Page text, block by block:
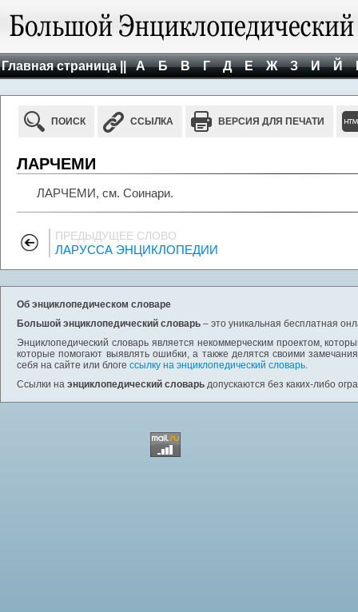
Главная страница || А Б В Г Д Е Ж З И Й
ПОИСК ССЫЛКА ВЕРСИЯ ДЛЯ ПЕЧАТИ
ЛАРЧЕМИ
ЛАРЧЕМИ, см. Соинари.
ПРЕДЫДУЩЕЕ СЛОВО
ЛАРУССА ЭНЦИКЛОПЕДИИ
Об энциклопедическом словаре
Большой энциклопедический словарь – это уникальная бесплатная
Энциклопедический словарь является некоммерческим проектом,
которые помогают выявлять ошибки, а также делятся своими
себя на сайте или блоге ссылку на энциклопедический словарь.
Ссылки на энциклопедический словарь допускаются без каких-либо